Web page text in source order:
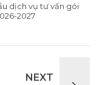
dịch vụ tư vấn gói
2027
NEXT